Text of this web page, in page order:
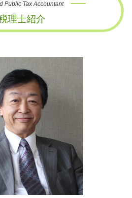
Public Tax Accountant
理士紹介